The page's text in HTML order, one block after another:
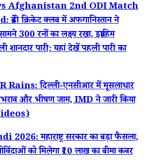
Afghanistan 2nd ODI Match
क्रिकेट क्लब में अफगानिस्तान ने
300 रनों का लक्ष्य रखा, इब्राहिम
शानदार पारी; यहां देखें पहली पारी का
Rains: दिल्ली-एनसीआर में मूसलाधार
और भीषण जाम, IMD ने जारी किया
महाराष्ट्र सरकार का बड़ा फैसला,
को मिलेगा ₹10 लाख का बीमा कवर